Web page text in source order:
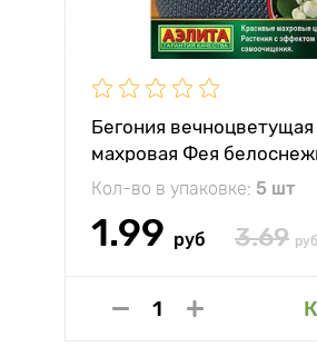
Бегония вечноцветущая
махровая Фея
Аэлита
Кол-во в упаковке: 5 шт
1.99 руб 3.69 руб